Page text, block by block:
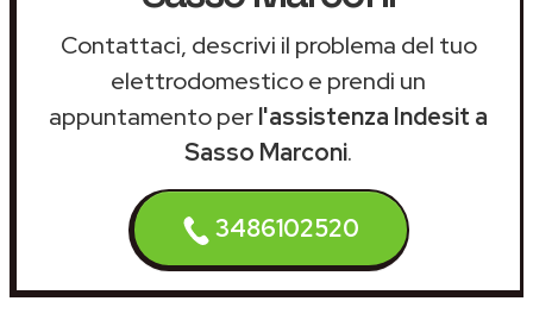
Contattaci, descrivi il problema del tuo
elettrodomestico e prendi un
appuntamento perl'assistenza Indesit a
Sasso Marconi.
3486102520